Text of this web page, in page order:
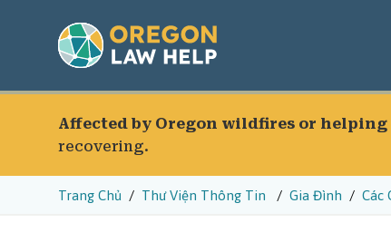
Affected by Oregon wildfires or helping
recovering.
Trang Chủ Thư Viện Thông Tin Gia Đình Các